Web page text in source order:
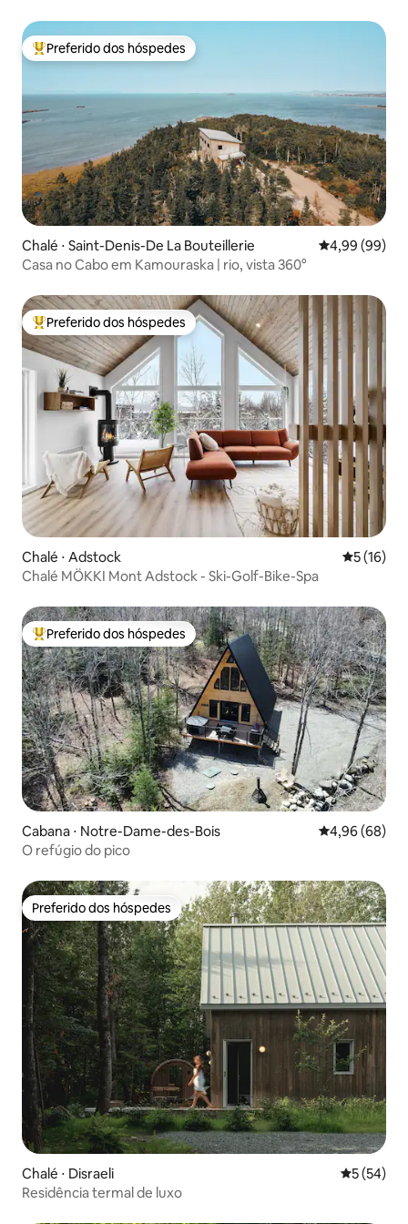
Entre os melhores preferidos dos hóspedes
Preferido dos hóspedes
Chalé ⋅ Saint-Denis-De La Bouteillerie 4,99 de uma
4,99 (99)
Casa no Cabo em Kamouraska | rio, vista 360°
Entre os melhores preferidos dos hóspedes
Preferido dos hóspedes
Chalé ⋅ Adstock 5 de uma
5 (16)
Chalé MÖKKI Mont Adstock - Ski-Golf-Bike-Spa
Entre os melhores preferidos dos hóspedes
Preferido dos hóspedes
Cabana ⋅ Notre-Dame-des-Bois 4,96 de uma
4,96 (68)
O refúgio do pico
Preferido dos hóspedes
Preferido dos hóspedes
Chalé ⋅ Disraeli 5 de uma
5 (54)
Residência termal de luxo